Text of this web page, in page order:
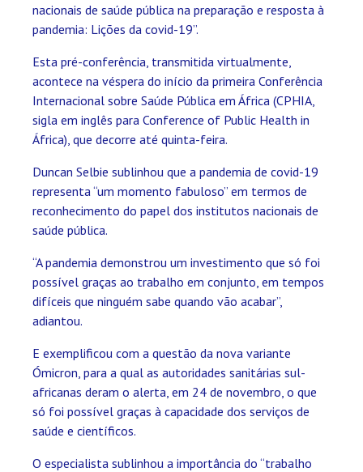
nacionais de saúde pública na preparação e resposta à
pandemia: Lições da covid-19”.
Esta pré-conferência, transmitida virtualmente,
acontece na véspera do início da primeira Conferência
Internacional sobre Saúde Pública em África (CPHIA,
sigla em inglês para Conference of Public Health in
África), que decorre até quinta-feira.
Duncan Selbie sublinhou que a pandemia de covid-19
representa “um momento fabuloso” em termos de
reconhecimento do papel dos institutos nacionais de
saúde pública.
“A pandemia demonstrou um investimento que só foi
possível graças ao trabalho em conjunto, em tempos
difíceis que ninguém sabe quando vão acabar”,
adiantou.
E exemplificou com a questão da nova variante
Ómicron, para a qual as autoridades sanitárias sul-
africanas deram o alerta, em 24 de novembro, o que
só foi possível graças à capacidade dos serviços de
saúde e científicos.
O especialista sublinhou a importância do “trabalho